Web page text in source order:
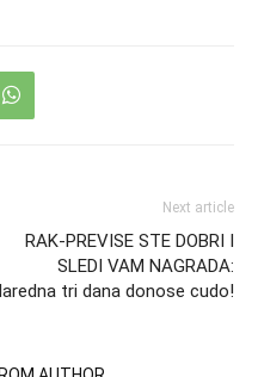
Next article
RAK-PREVISE STE DOBRI I
SLEDI VAM NAGRADA:
tri dana donose cudo!